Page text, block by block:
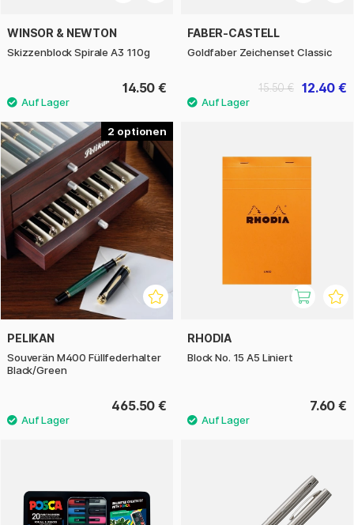
WINSOR & NEWTON
Skizzenblock Spirale A3 110g
14.50 €
FABER-CASTELL
Goldfaber Zeichenset Classic
12.40 €
15.50 €
2
PELIKAN
Souverän M400 Füllfederhalter
Black/Green
465.50 €
RHODIA
Block No. 15 A5 Liniert
7.60 €